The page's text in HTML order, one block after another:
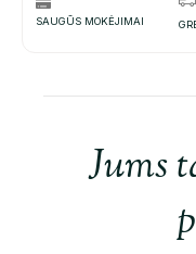
SAUGŪS MOKĖJIMAI
Jums